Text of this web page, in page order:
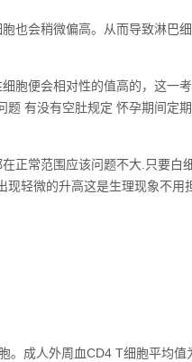
也会稍微偏高。从而导致淋巴
胞便会相对性的值高的，这一
有没有空肚规定 怀孕期间定
正常范围应该问题不大.只要白
轻微的升高这是生理现象不
。成人外周血CD4 T细胞平均